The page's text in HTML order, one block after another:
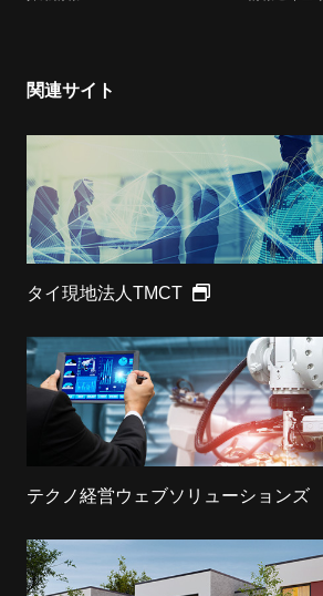
関連サイト
タイ現地法人TMCT
テクノ経営ウェブソリューションズ